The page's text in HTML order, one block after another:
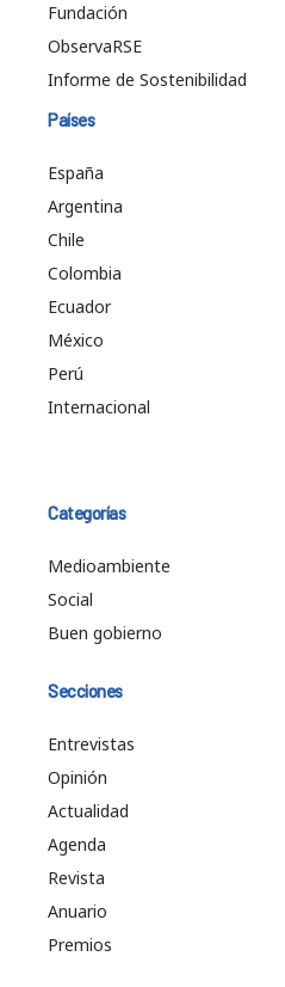
Fundación
ObservaRSE
Informe de Sostenibilidad
Países
España
Argentina
Chile
Colombia
Ecuador
México
Perú
Internacional
Categorías
Medioambiente
Social
Buen gobierno
Secciones
Entrevistas
Opinión
Actualidad
Agenda
Revista
Anuario
Premios